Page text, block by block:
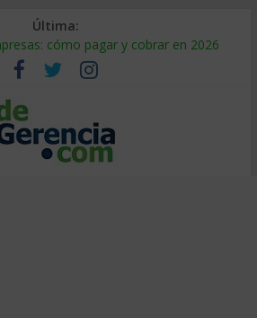
Última:
cómo pagar y cobrar en 2026
es y por qué sale tan caro
cómo auditarla a tiempo
cadena de suministro: qué hacer
EE. UU.: cómo segmentarlo y venderle